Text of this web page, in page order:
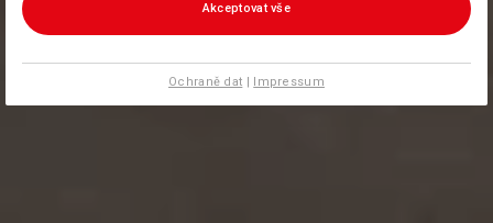
Akceptovat vše
Ochraně dat | Impressum